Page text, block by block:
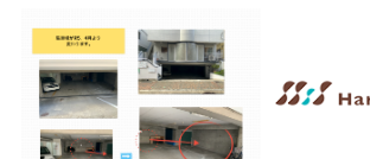
肝臓の病気
目の病気